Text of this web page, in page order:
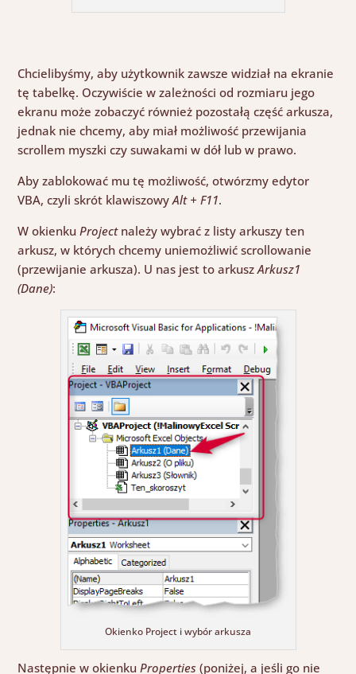
Chcielibyśmy, aby użytkownik zawsze widział na ekranie
tę tabelkę. Oczywiście w zależności od rozmiaru jego
ekranu może zobaczyć również pozostałą część arkusza,
jednak nie chcemy, aby miał możliwość przewijania
scrollem myszki czy suwakami w dół lub w prawo.
Aby zablokować mu tę możliwość, otwórzmy edytor
VBA, czyli skrót klawiszowyAlt + F11.
W okienkuProjectnależy wybrać z listy arkuszy ten
arkusz, w których chcemy uniemożliwić scrollowanie
(przewijanie arkusza). U nas jest to arkuszArkusz1
(Dane):
Okienko Project i wybór arkusza
Następnie w okienkuProperties (poniżej, a jeśli go nie